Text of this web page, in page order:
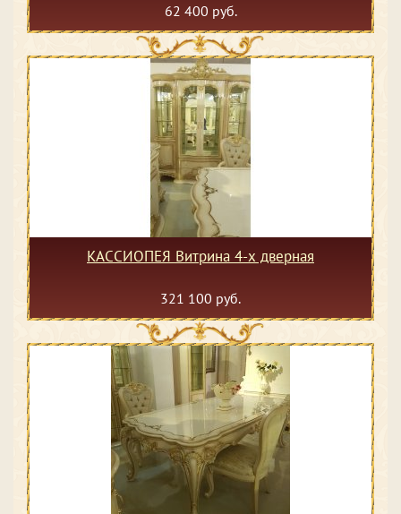
62 400 руб.
КАССИОПЕЯ Витрина 4-х дверная
321 100 руб.